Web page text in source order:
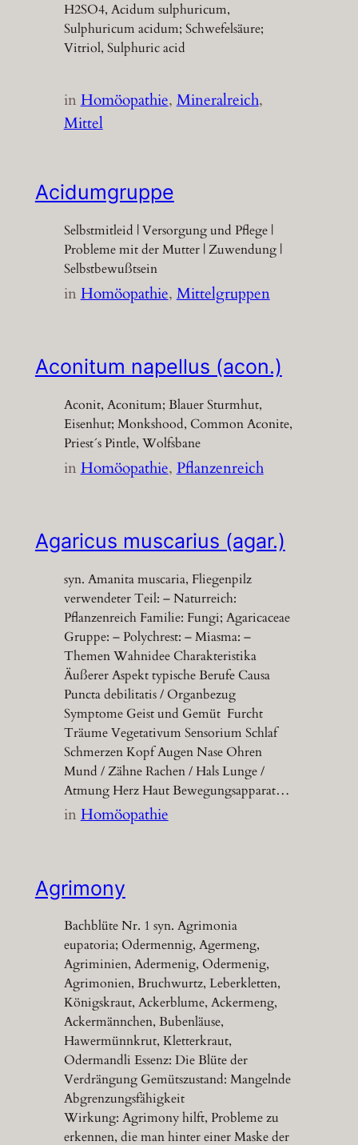
H2SO4, Acidum sulphuricum,
Sulphuricum acidum; Schwefelsäure;
Vitriol, Sulphuric acid
inHomöopathie, Mineralreich
Mittel
Acidumgruppe
Selbstmitleid | Versorgung und Pflege |
Probleme mit der Mutter | Zuwendung |
Selbstbewußtsein
inHomöopathie, Mittelgruppen
Aconitum napellus (acon.)
Aconit, Aconitum; Blauer Sturmhut,
Eisenhut; Monkshood, Common Aconite,
Priest´s Pintle, Wolfsbane
inHomöopathie, Pflanzenreich
Agaricus muscarius (agar.)
syn. Amanita muscaria, Fliegenpilz
verwendeter Teil: – Naturreich:
Pflanzenreich Familie: Fungi; Agaricaceae
Gruppe: – Polychrest: – Miasma: –
Themen Wahnidee Charakteristika
Äußerer Aspekt typische Berufe Causa
Puncta debilitatis / Organbezug
Symptome Geist und Gemüt Furcht
Träume Vegetativum Sensorium Schlaf
Schmerzen Kopf Augen Nase Ohren
Mund / Zähne Rachen / Hals Lunge /
Atmung Herz Haut Bewegungsapparat…
inHomöopathie
Agrimony
Bachblüte Nr. 1 syn. Agrimonia
eupatoria; Odermennig, Agermeng,
Agriminien, Adermenig, Odermenig,
Agrimonien, Bruchwurtz, Leberkletten,
Königskraut, Ackerblume, Ackermeng,
Ackermännchen, Bubenläuse,
Hawermünnkrut, Kletterkraut,
Odermandli Essenz: Die Blüte der
Verdrängung Gemütszustand: Mangelnde
Abgrenzungsfähigkeit
Wirkung: Agrimony hilft, Probleme zu
erkennen, die man hinter einer Maske der